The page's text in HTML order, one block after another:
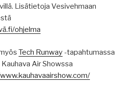
Lisätietoja Vesivehmaan
ohjelma
Tech Runway -tapahtumassa
Air Showssa